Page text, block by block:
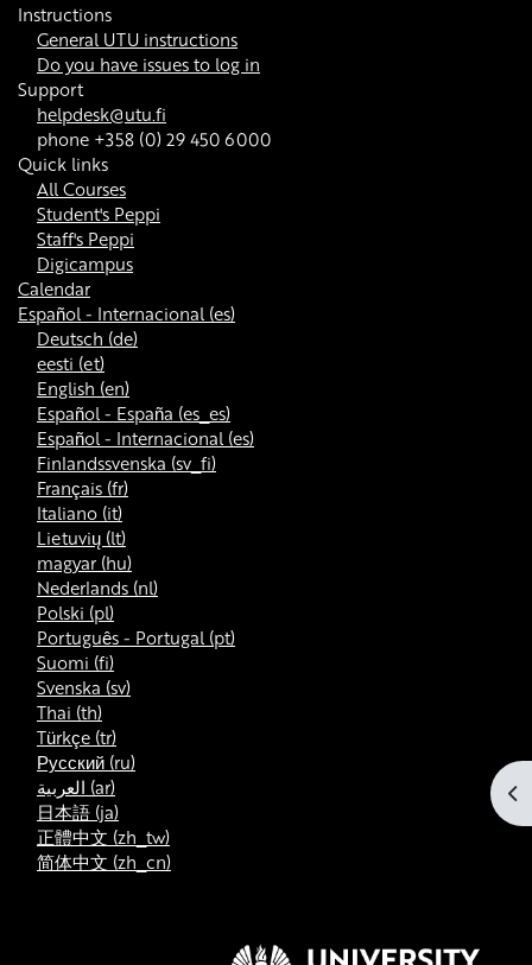
Instructions
General UTU instructions
Do you have issues to log in
Support
helpdesk@utu.fi
phone +358 (0) 29 450 6000
Quick links
All Courses
Student's Peppi
Staff's Peppi
Digicampus
Calendar
Español - Internacional ‎(es)‎
Deutsch ‎(de)‎
eesti ‎(et)‎
English ‎(en)‎
Español - España ‎(es_es)‎
Español - Internacional ‎(es)‎
Finlandssvenska ‎(sv_fi)‎
Français ‎(fr)‎
Italiano ‎(it)‎
Lietuvių ‎(lt)‎
magyar ‎(hu)‎
Nederlands ‎(nl)‎
Polski ‎(pl)‎
Português - Portugal ‎(pt)‎
Suomi ‎(fi)‎
Svenska ‎(sv)‎
Thai ‎(th)‎
Türkçe ‎(tr)‎
Русский ‎(ru)‎
العربية ‎(ar)‎
日本語 ‎(ja)‎
正體中文 ‎(zh_tw)‎
简体中文 ‎(zh_cn)‎